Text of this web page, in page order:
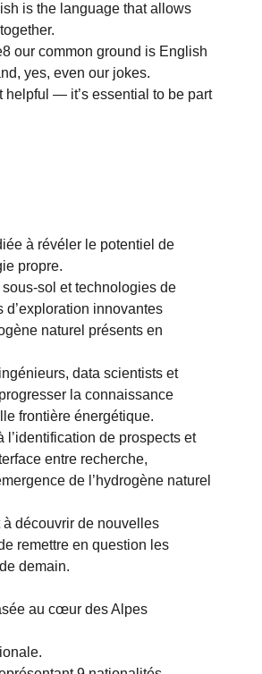
is the language that allows
our common ground is English
yes, even our jokes.
helpful — it’s essential to be part
à révéler le potentiel de
propre.
sol et technologies de
innovantes
naturel présents en
data scientists et
la connaissance
frontière énergétique.
l’identification de prospects et
entre recherche,
de l’hydrogène naturel
découvrir de nouvelles
remettre en question les
demain.
au cœur des Alpes